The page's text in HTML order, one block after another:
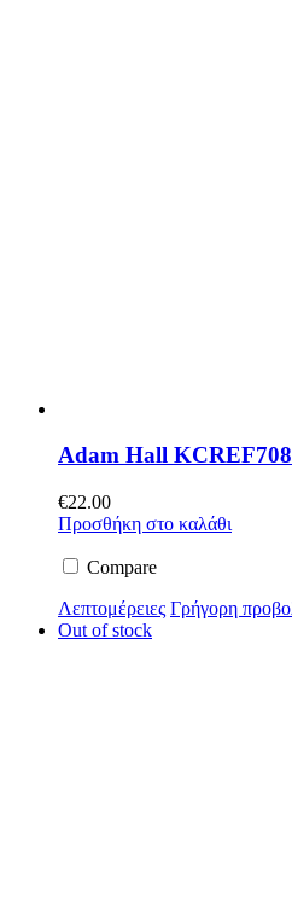
Adam Hall
€22.00
Προσθήκη στο καλάθι
Compare
Λεπτομέρειες Γρήγορη
Out of stock